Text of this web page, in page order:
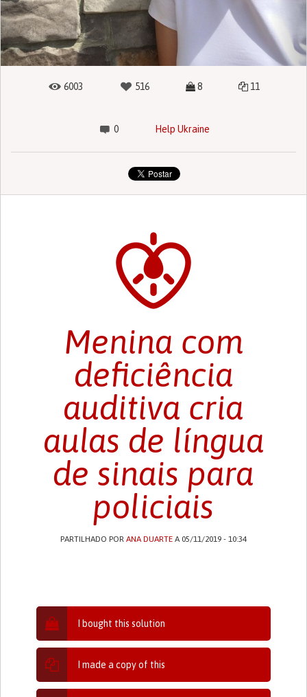
6003 516 8 11
0 Help Ukraine
Menina com
deficiência
auditiva cria
aulas de língua
de sinais para
policiais
PARTILHADO POR ANA DUARTEA 05/11/2019 - 10:34
I bought this solution
I made a copy of this